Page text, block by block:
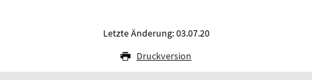
Letzte Änderung: 03.07.20
Druckversion